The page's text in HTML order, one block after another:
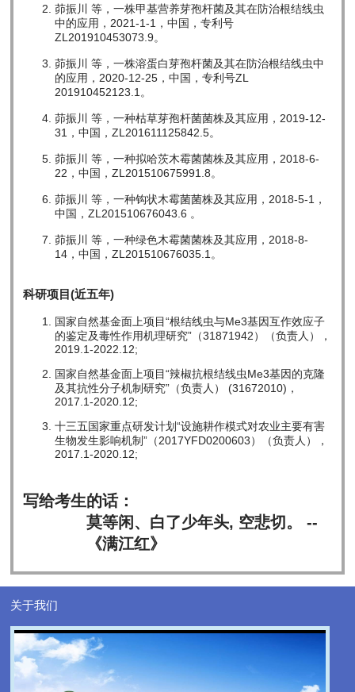
茆振川 等，一株甲基营养芽孢杆菌及其在防治根结线虫
中的应用，2021-1-1，中国，专利号
ZL201910453073.9。
茆振川 等，一株溶蛋白芽孢杆菌及其在防治根结线虫中
的应用，2020-12-25，中国，专利号ZL
201910452123.1。
茆振川 等，一种枯草芽孢杆菌菌株及其应用，2019-12-
31，中国，ZL201611125842.5。
茆振川 等，一种拟哈茨木霉菌菌株及其应用，2018-6-
22，中国，ZL201510675991.8。
茆振川 等，一种钩状木霉菌菌株及其应用，2018-5-1，
中国，ZL201510676043.6 。
茆振川 等，一种绿色木霉菌菌株及其应用，2018-8-
14，中国，ZL201510676035.1。
科研项目(近五年)
国家自然基金面上项目“根结线虫与Me3基因互作效应子
的鉴定及毒性作用机理研究”（31871942）（负责人），
2019.1-2022.12;
国家自然基金面上项目“辣椒抗根结线虫Me3基因的克隆
及其抗性分子机制研究”（负责人） (31672010)，
2017.1-2020.12;
十三五国家重点研发计划“设施耕作模式对农业主要有害
生物发生影响机制”（2017YFD0200603）（负责人），
2017.1-2020.12;
写给考生的话：
莫等闲、白了少年头, 空悲切。 --
《满江红》
关于我们